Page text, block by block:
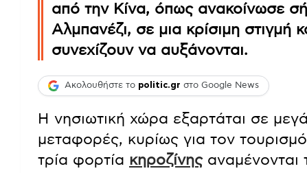
από την Κίνα, όπως ανακοίνωσε
Αλμπανέζι, σε μια κρίσιμη στιγμή
συνεχίζουν να αυξάνονται.
Ακολουθήστε το politic.gr στο Google News
Η νησιωτική χώρα εξαρτάται σε
μεταφορές, κυρίως για τον
τρία φορτία κηροζίνηςαναμένονται